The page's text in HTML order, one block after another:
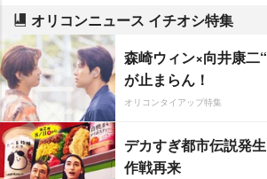
オリコンニュース イチオシ特集
森崎ウィン×向井康二
が止まらん！
オリコンタイアップ特集
デカすぎ都市伝説発
作戦再来